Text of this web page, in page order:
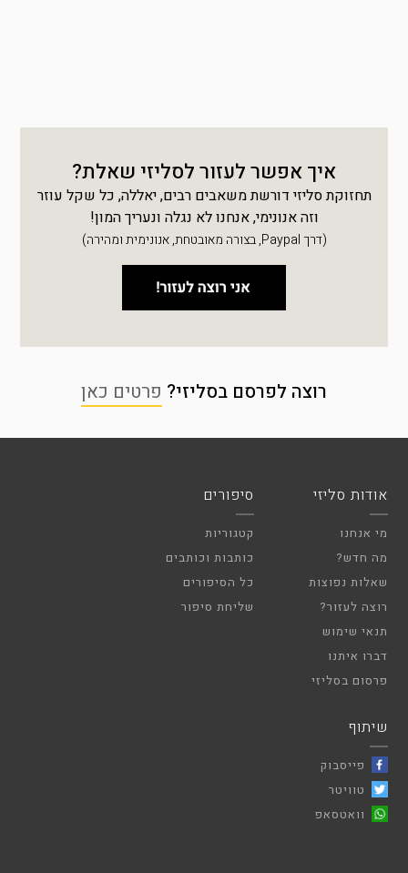
איך אפשר לעזור לסליזי שאלת?
תחזוקת סליזי דורשת משאבים רבים, יאללה, כל שקל עוזר
וזה אנונימי, אנחנו לא נגלה ונעריך המון!
(דרך Paypal, בצורה מאובטחת, אנונימית ומהירה)
רוצה לפרסם בסליזי? פרטים כאן
אודות סליזי
מי אנחנו
מה חדש?
שאלות נפוצות
רוצה לעזור?
תנאי שימוש
דברו איתנו
פרסום בסליזי
סיפורים
קטגוריות
כותבות וכותבים
כל הסיפורים
שליחת סיפור
שיתוף
פייסבוק
טוויטר
וואטסאפ